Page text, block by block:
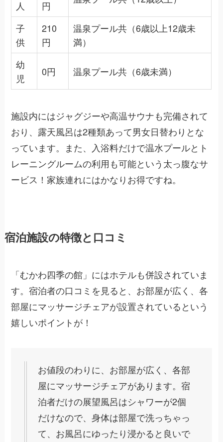
人 円
子
供
210
円
温泉プール共（6歳以上12歳未
満）
幼
児
0円 温泉プール共（6歳未満）
施設内にはジャグジーや高温サウナも完備されて
おり、露天風呂は2種類あって男女日替わりとな
っています。また、入浴料だけで温水プールとト
レーニングルームの利用も可能という太っ腹なサ
ービス！家族連れにはかなりお得ですね。
宿泊施設の特徴と口コミ
「むかわ四季の館」にはホテルも併設されていま
す。宿泊者の口コミを見ると、お部屋が広く、各
部屋にマッサージチェアが設置されているという
嬉しいポイントが！
お値段のわりに、お部屋が広く、各部
屋にマッサージチェアがあります。宿
泊者だけの展望風呂はシャワーが2個
だけなので、身体は部屋で洗っちゃっ
て、お風呂にゆったり浸かると良いで